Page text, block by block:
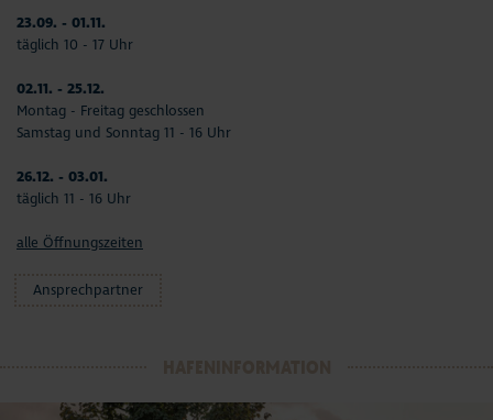
23.09. - 01.11.
täglich 10 - 17 Uhr
02.11. - 25.12.
Montag - Freitag geschlossen
Samstag und Sonntag 11 - 16 Uhr
26.12. - 03.01.
täglich 11 - 16 Uhr
alle Öffnungszeiten
Ansprechpartner